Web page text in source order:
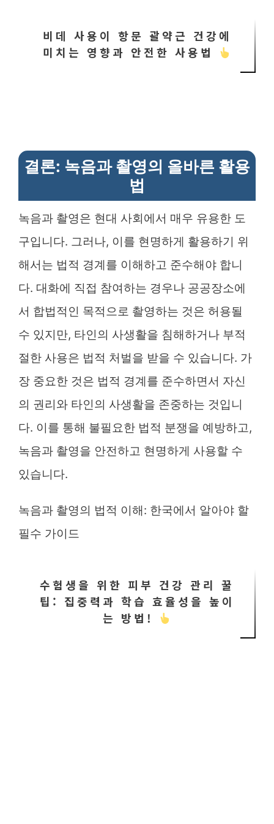
비데 사용이 항문 괄약근 건강에
미치는 영향과 안전한 사용법
결론: 녹음과 촬영의 올바른 활용
법
녹음과 촬영은 현대 사회에서 매우 유용한 도
구입니다. 그러나, 이를 현명하게 활용하기 위
해서는 법적 경계를 이해하고 준수해야 합니
다. 대화에 직접 참여하는 경우나 공공장소에
서 합법적인 목적으로 촬영하는 것은 허용될
수 있지만, 타인의 사생활을 침해하거나 부적
절한 사용은 법적 처벌을 받을 수 있습니다. 가
장 중요한 것은 법적 경계를 준수하면서 자신
의 권리와 타인의 사생활을 존중하는 것입니
다. 이를 통해 불필요한 법적 분쟁을 예방하고,
녹음과 촬영을 안전하고 현명하게 사용할 수
있습니다.
녹음과 촬영의 법적 이해: 한국에서 알아야 할
필수 가이드
수험생을 위한 피부 건강 관리 꿀
팁: 집중력과 학습 효율성을 높이
는 방법!